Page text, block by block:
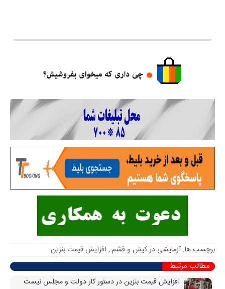
برچسب ها:آزمایشی در کیش و قشم , افزایش قیمت بنزین
مطالب مرتبط
افزایش قیمت بنزین در دستور کار دولت و مجلس نیست